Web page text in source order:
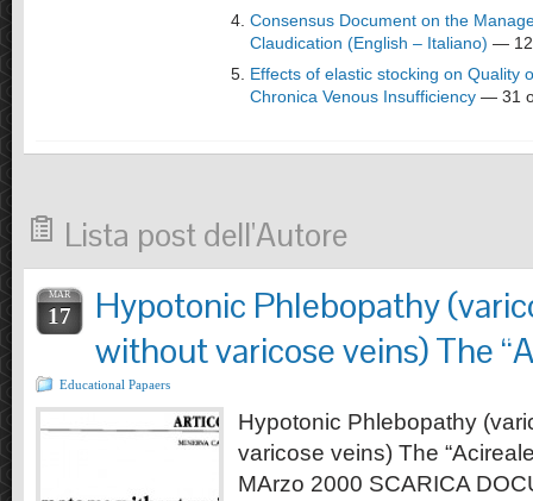
Consensus Document on the
Claudication (English – Italiano) — 12
Effects of elastic stocking on Quality
Chronica Venous Insufficiency — 31
Lista post dell'Autore
MAR
17
Hypotonic Phlebopathy
without varicose veins) The
Educational Papaers
Hypotonic Phlebopathy
varicose veins) The
MArzo 2000 SCARICA